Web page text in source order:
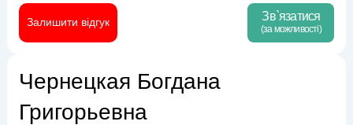
Залишити відгук Зв`язатися
(за можливості)
Чернецкая Богдана
Григорьевна